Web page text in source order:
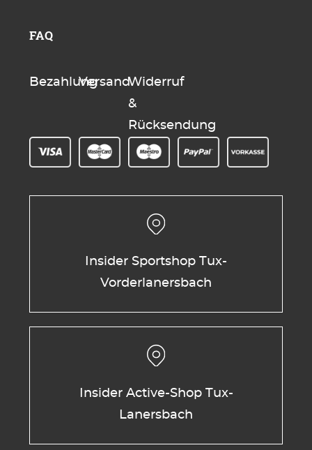
FAQ
BezahlungVersandWiderruf
&
Rücksendung
Insider Sportshop Tux-
Vorderlanersbach
Insider Active-Shop Tux-
Lanersbach